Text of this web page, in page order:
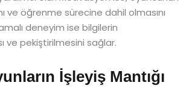
ve öğrenme sürecine dahil olmasını
deneyim ise bilgilerin
ve pekiştirilmesini sağlar.
İşleyiş Mantığı